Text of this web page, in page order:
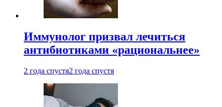
Иммунолог призвал лечиться
антибиотиками «рациональнее»
2 года спустя2 года спустя